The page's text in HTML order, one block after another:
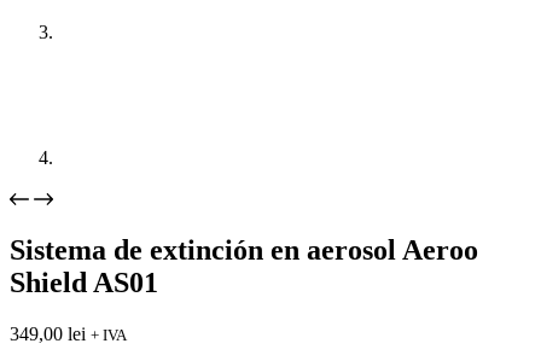
Sistema de extinción en aerosol Aeroo
Shield AS01
349,00 lei + IVA